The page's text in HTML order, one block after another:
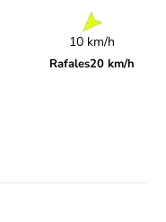
10 km/h
Rafales20 km/h